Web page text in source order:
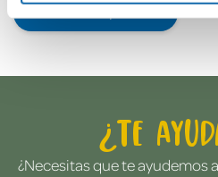
Envía tu opinión
¿Te
¿Necesitas que te ayudemos